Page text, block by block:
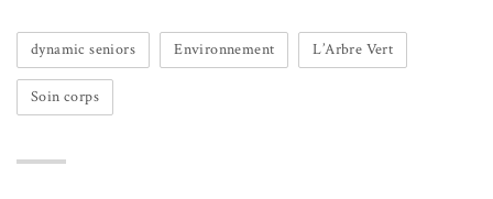
dynamic seniors Environnement L’Arbre Vert
Soin corps